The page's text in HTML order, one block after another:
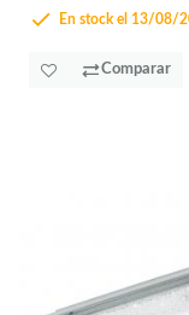
En stock el 13/08/
Comparar